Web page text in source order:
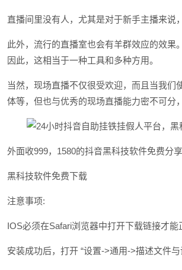
直播间里没有人，尤其是对于新手主播来说
此外，流行的直播室也会有羊群效应的效果
因此，这相当于一种工具和多种方用。
当然，现场直播不仅很受欢迎，而且当我
体等，但也与优秀的现场直播能力密不可分
外面收999，1580的抖音黑科技软件免费分
黑科技软件免费下载
注意事项:
IOS必须在Safari浏览器中打开下载链接才能
安装成功后，打开 “设置->通用->描述文件与